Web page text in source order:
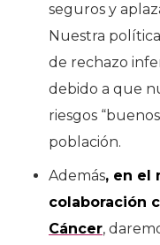
seguros y
Nuestra
de rechazo
debido a que
riesgos
población.
Además, en el
colaboración
Cáncer,